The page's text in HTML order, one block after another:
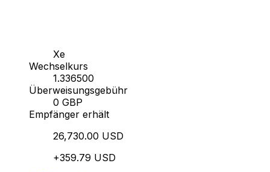
Xe
Wechselkurs
1.336500
Überweisungsgebühr
0 GBP
Empfänger erhält
26,730.00 USD
+359.79 USD